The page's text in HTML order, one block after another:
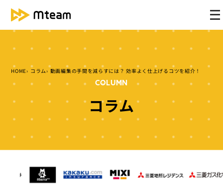
メ
ー
く
HOME コラム 動画編集の手間を減らすには？ 効率よく仕上げるコツを紹介！
COLUMN
コラム